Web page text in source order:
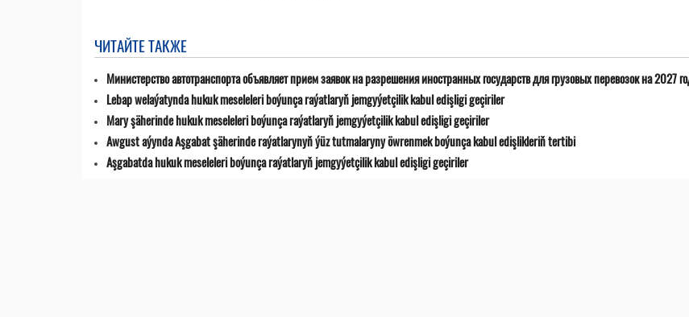
ЧИТАЙТЕ ТАКЖЕ
Министерство автотранспорта объявляет прием заявок на разрешения иностранных государств для грузовых перевозок на 2027
Lebap welaýatynda hukuk meseleleri boýunça raýatlaryň jemgyýetçilik kabul edişligi geçiriler
Mary şäherinde hukuk meseleleri boýunça raýatlaryň jemgyýetçilik kabul edişligi geçiriler
Awgust aýynda Aşgabat şäherinde raýatlarynyň ýüz tutmalaryny öwrenmek boýunça kabul edişlikleriň tertibi
Aşgabatda hukuk meseleleri boýunça raýatlaryň jemgyýetçilik kabul edişligi geçiriler